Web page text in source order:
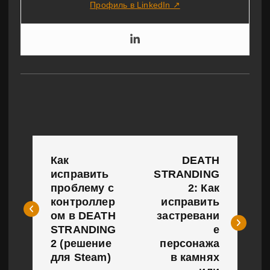
Профиль в LinkedIn ↗
в
и
Как
исправить
проблему с
контроллер
ом в DEATH
STRANDING
2 (решение
для Steam)
DEATH
STRANDING
2: Как
исправить
застревани
е
персонажа
в камнях